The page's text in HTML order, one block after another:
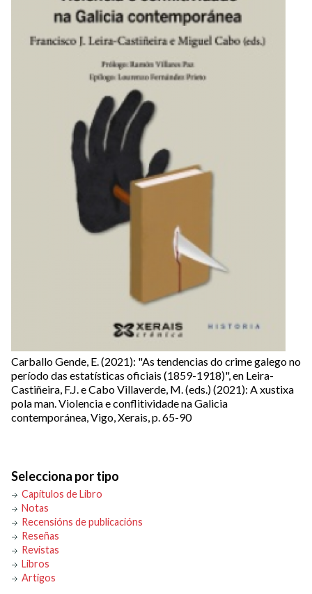
Carballo Gende, E. (2021): "As tendencias do crime galego no
período das estatísticas oficiais (1859-1918)", en Leira-
Castiñeira, F.J. e Cabo Villaverde, M. (eds.) (2021): A xustixa
pola man. Violencia e conflitividade na Galicia
contemporánea, Vigo, Xerais, p. 65-90
Selecciona por tipo
Capítulos de Libro
Notas
Recensións de publicacións
Reseñas
Revistas
Libros
Artigos